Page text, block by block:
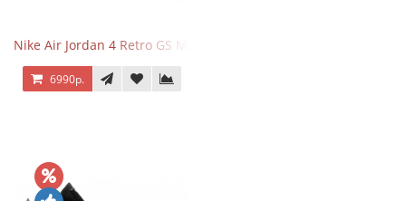
Nike Air Jordan 4 Retro GS Military Black
6990р.